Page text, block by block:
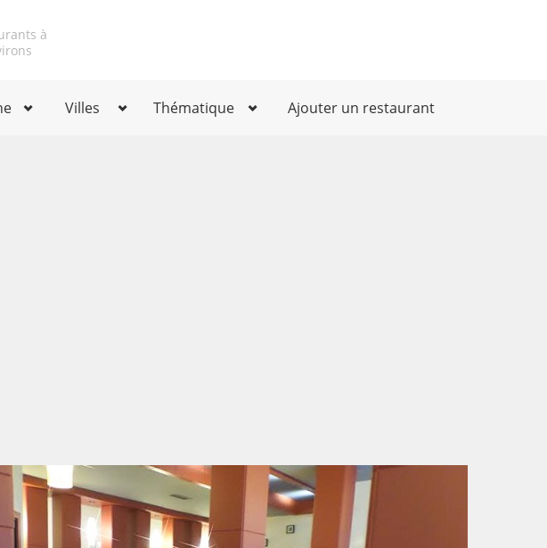
à
Villes Thématique Ajouter un restaurant